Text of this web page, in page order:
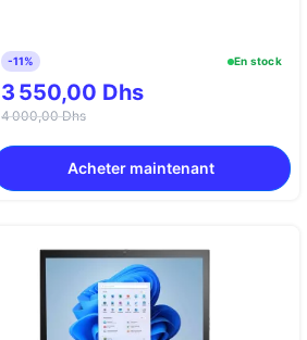
-11% En stock
3 550,00 Dhs
4 000,00 Dhs
Acheter maintenant